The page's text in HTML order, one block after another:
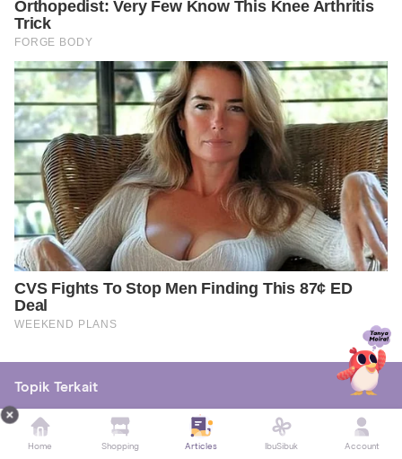
Topik Terkait
Home & Living
Home Shopping Articles IbuSibuk Account